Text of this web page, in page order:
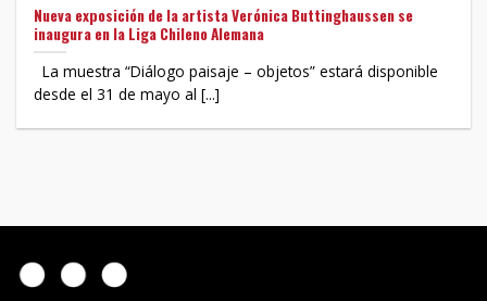
Nueva exposición de la artista Verónica Buttinghaussen se
inaugura en la Liga Chileno Alemana
La muestra “Diálogo paisaje – objetos” estará disponible
desde el 31 de mayo al [...]